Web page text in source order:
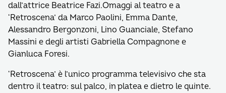
dall’attrice Beatrice Fazi.Omaggi al teatro e a
‘Retroscena’ da Marco Paolini, Emma Dante,
Alessandro Bergonzoni, Lino Guanciale, Stefano
Massini e degli artisti Gabriella Compagnone e
Gianluca Foresi.
‘Retroscena’ è l’unico programma televisivo che sta
dentro il teatro: sul palco, in platea e dietro le quinte.